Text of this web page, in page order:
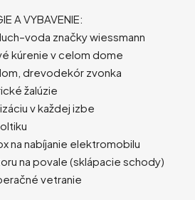
A VYBAVENIE:
značky wiessmann
kúrenie v celom dome
drevodekór zvonka
žalúzie
v každej izbe
na nabíjanie elektromobilu
na povale (sklápacie schody)
vetranie